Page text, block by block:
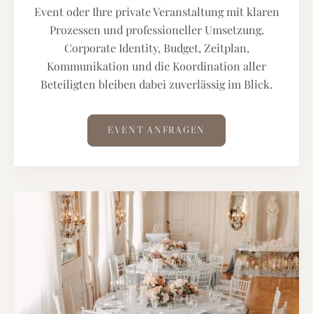
Event oder Ihre private Veranstaltung mit klaren
Prozessen und professioneller Umsetzung.
Corporate Identity, Budget, Zeitplan,
Kommunikation und die Koordination aller
Beteiligten bleiben dabei zuverlässig im Blick.
EVENT ANFRAGEN